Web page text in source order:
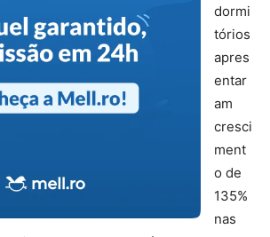
dormi
tórios
apres
entar
am
cresci
ment
o de
135%
nas